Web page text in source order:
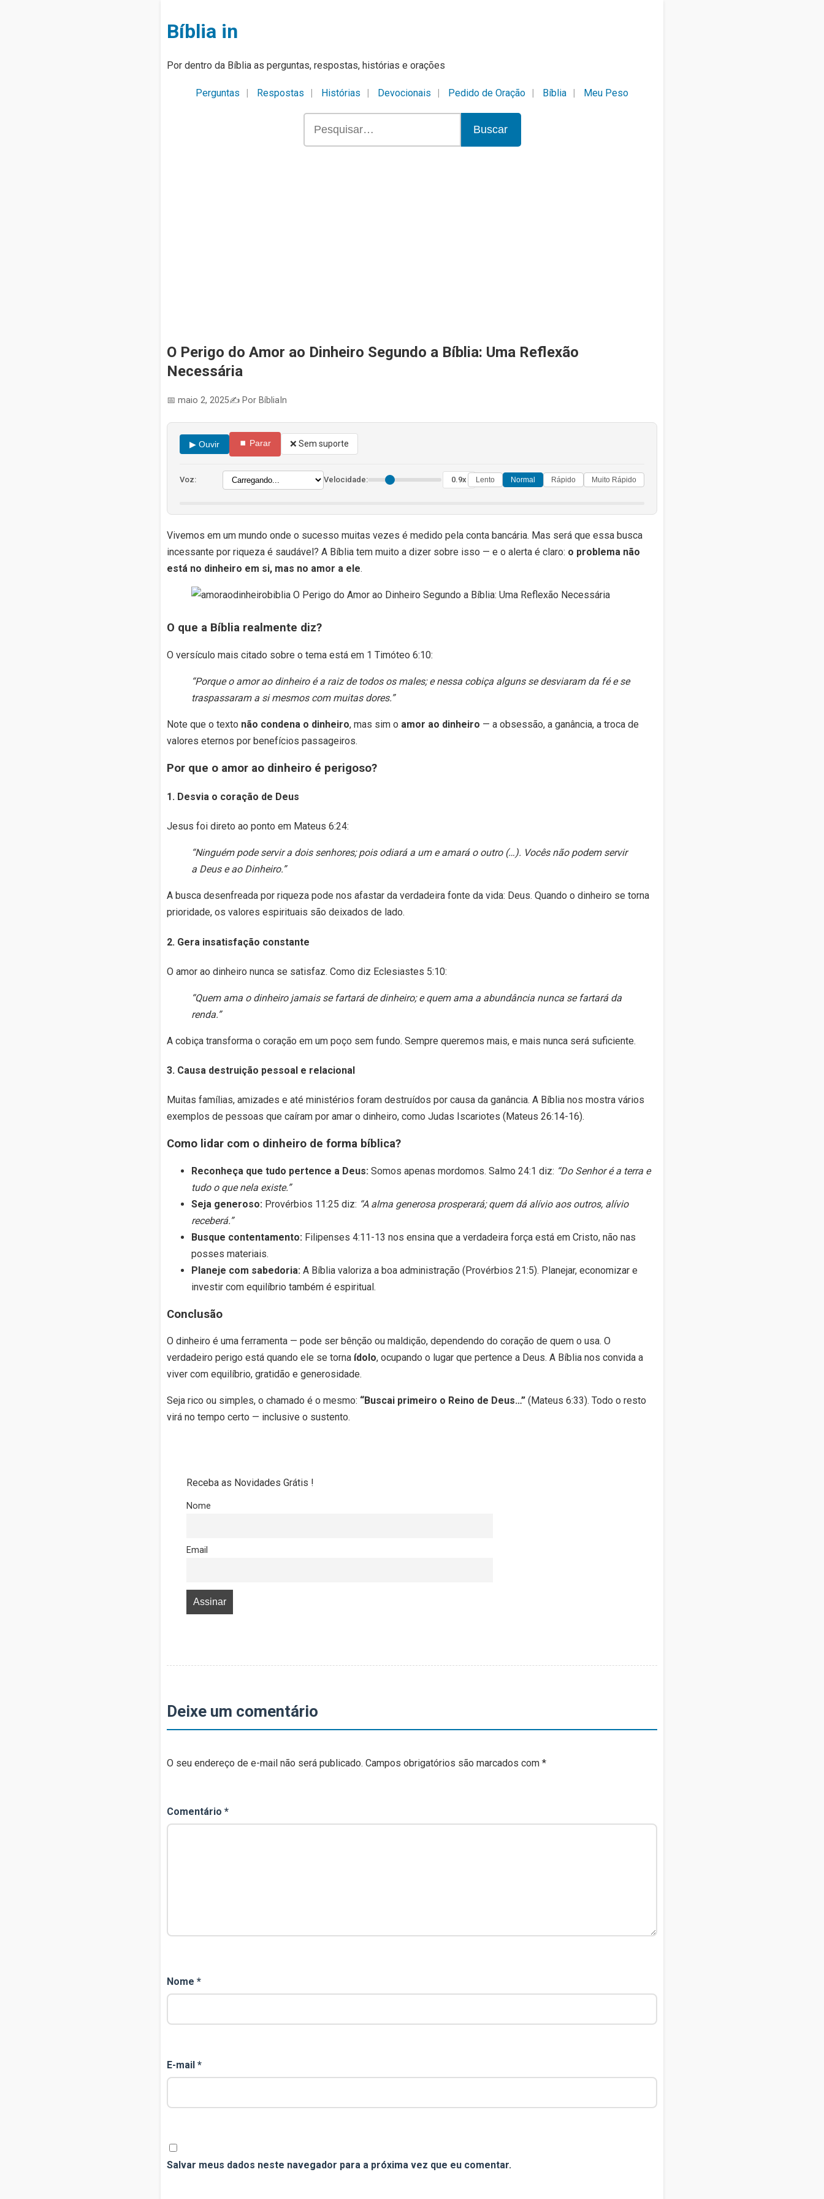
Bíblia in
Por dentro da Bíblia as perguntas, respostas, histórias e orações
Perguntas Respostas Histórias Devocionais Pedido de Oração Bíblia Meu Peso
Buscar
O Perigo do Amor ao Dinheiro Segundo a Bíblia: Uma Reflexão
Necessária
📅 maio 2, 2025✍️ Por BíbliaIn
▶ Ouvir ⏹ Parar ❌ Sem suporte
Voz: Velocidade: 0.9x Lento Normal Rápido Muito Rápido
Vivemos em um mundo onde o sucesso muitas vezes é medido pela conta bancária. Mas será que essa busca
incessante por riqueza é saudável? A Bíblia tem muito a dizer sobre isso — e o alerta é claro: o problema não
está no dinheiro em si, mas no amor a ele.
O que a Bíblia realmente diz?
O versículo mais citado sobre o tema está em 1 Timóteo 6:10:
“Porque o amor ao dinheiro é a raiz de todos os males; e nessa cobiça alguns se desviaram da fé e se
traspassaram a si mesmos com muitas dores.”
Note que o texto não condena o dinheiro, mas sim o amor ao dinheiro — a obsessão, a ganância, a troca de
valores eternos por benefícios passageiros.
Por que o amor ao dinheiro é perigoso?
1. Desvia o coração de Deus
Jesus foi direto ao ponto em Mateus 6:24:
“Ninguém pode servir a dois senhores; pois odiará a um e amará o outro (…). Vocês não podem servir
a Deus e ao Dinheiro.”
A busca desenfreada por riqueza pode nos afastar da verdadeira fonte da vida: Deus. Quando o dinheiro se torna
prioridade, os valores espirituais são deixados de lado.
2. Gera insatisfação constante
O amor ao dinheiro nunca se satisfaz. Como diz Eclesiastes 5:10:
“Quem ama o dinheiro jamais se fartará de dinheiro; e quem ama a abundância nunca se fartará da
renda.”
A cobiça transforma o coração em um poço sem fundo. Sempre queremos mais, e mais nunca será suficiente.
3. Causa destruição pessoal e relacional
Muitas famílias, amizades e até ministérios foram destruídos por causa da ganância. A Bíblia nos mostra vários
exemplos de pessoas que caíram por amar o dinheiro, como Judas Iscariotes (Mateus 26:14-16).
Como lidar com o dinheiro de forma bíblica?
Reconheça que tudo pertence a Deus: Somos apenas mordomos. Salmo 24:1 diz: “Do Senhor é a terra e
tudo o que nela existe.”
Seja generoso: Provérbios 11:25 diz: “A alma generosa prosperará; quem dá alívio aos outros, alívio
receberá.”
Busque contentamento: Filipenses 4:11-13 nos ensina que a verdadeira força está em Cristo, não nas
posses materiais.
Planeje com sabedoria: A Bíblia valoriza a boa administração (Provérbios 21:5). Planejar, economizar e
investir com equilíbrio também é espiritual.
Conclusão
O dinheiro é uma ferramenta — pode ser bênção ou maldição, dependendo do coração de quem o usa. O
verdadeiro perigo está quando ele se torna ídolo, ocupando o lugar que pertence a Deus. A Bíblia nos convida a
viver com equilíbrio, gratidão e generosidade.
Seja rico ou simples, o chamado é o mesmo: “Buscai primeiro o Reino de Deus…” (Mateus 6:33). Todo o resto
virá no tempo certo — inclusive o sustento.
Receba as Novidades Grátis !
Nome
Email
Deixe um comentário
O seu endereço de e-mail não será publicado. Campos obrigatórios são marcados com *
Comentário *
Nome *
E-mail *
Salvar meus dados neste navegador para a próxima vez que eu comentar.